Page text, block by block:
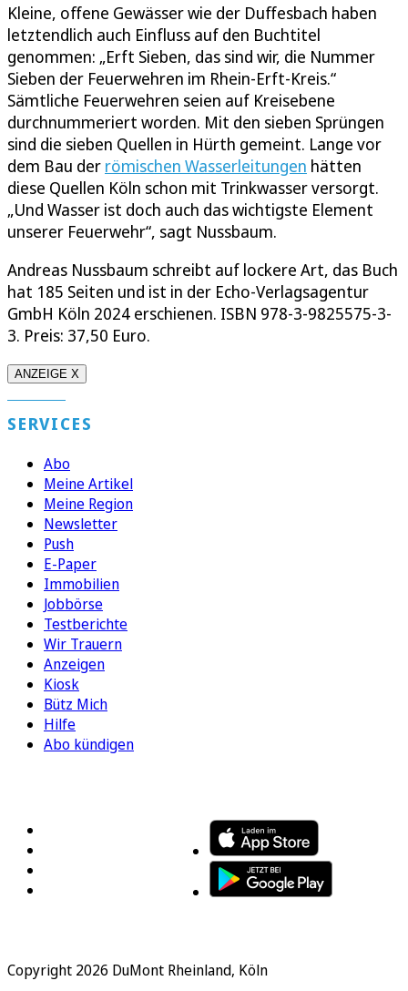
Kleine, offene Gewässer wie der Duffesbach haben
letztendlich auch Einfluss auf den Buchtitel
genommen: „Erft Sieben, das sind wir, die Nummer
Sieben der Feuerwehren im Rhein-Erft-Kreis.“
Sämtliche Feuerwehren seien auf Kreisebene
durchnummeriert worden. Mit den sieben Sprüngen
sind die sieben Quellen in Hürth gemeint. Lange vor
dem Bau der römischen Wasserleitungen hätten
diese Quellen Köln schon mit Trinkwasser versorgt.
„Und Wasser ist doch auch das wichtigste Element
unserer Feuerwehr“, sagt Nussbaum.
Andreas Nussbaum schreibt auf lockere Art, das Buch
hat 185 Seiten und ist in der Echo-Verlagsagentur
GmbH Köln 2024 erschienen. ISBN 978-3-9825575-3-
3. Preis: 37,50 Euro.
ANZEIGE X
SERVICES
Abo
Meine Artikel
Meine Region
Newsletter
Push
E-Paper
Immobilien
Jobbörse
Testberichte
Wir Trauern
Anzeigen
Kiosk
Bütz Mich
Hilfe
Abo kündigen
Copyright 2026 DuMont Rheinland, Köln